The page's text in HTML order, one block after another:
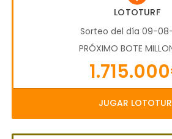
LOTOTURF
Sorteo del día 09-
PRÓXIMO BOTE
JUGAR